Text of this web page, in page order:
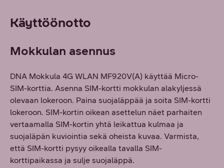
Käyttöönotto
Mokkulan asennus
DNA Mokkula 4G WLAN MF920V(A) käyttää Micro-
SIM-korttia. Asenna SIM-kortti mokkulan alakyljessä
olevaan lokeroon. Paina suojaläppää ja soita SIM-kortti
lokeroon. SIM-kortin oikean asettelun näet parhaiten
vertaamalla SIM-kortin yhtä leikattua kulmaa ja
suojaläpän kuviointia sekä oheista kuvaa. Varmista,
että SIM-kortti pysyy oikealla tavalla SIM-
korttipaikassa ja sulje suojaläppä.